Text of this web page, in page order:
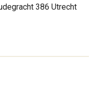
386 Utrecht